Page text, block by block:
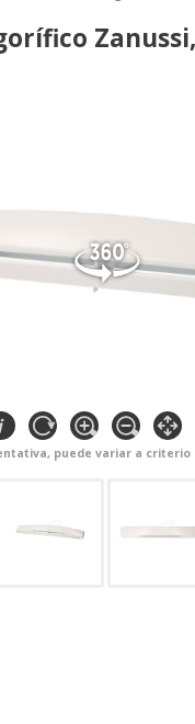
Zanussi,
puede variar a criterio